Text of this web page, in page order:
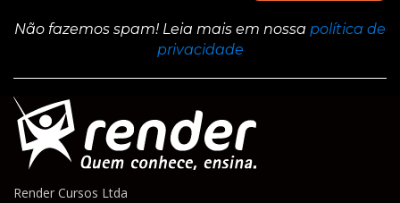
Não fazemos spam! Leia mais em nossa política de
privacidade
Render Cursos Ltda